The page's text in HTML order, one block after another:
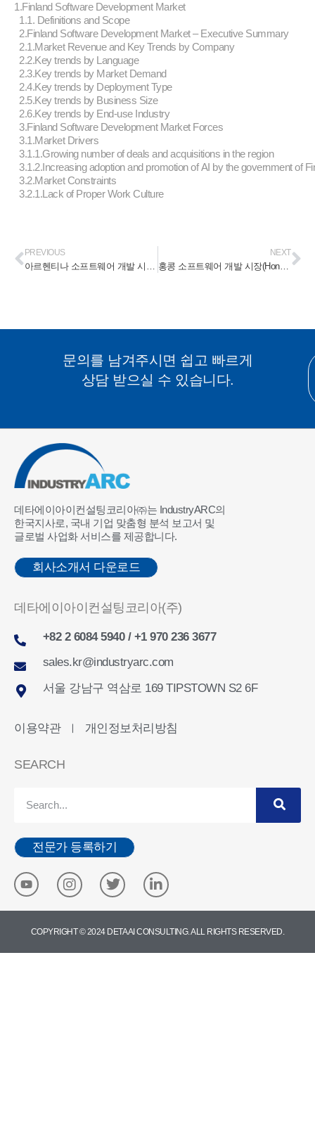
1.Finland Software Development Market
1.1. Definitions and Scope
2.Finland Software Development Market – Executive Summary
2.1.Market Revenue and Key Trends by Company
2.2.Key trends by Language
2.3.Key trends by Market Demand
2.4.Key trends by Deployment Type
2.5.Key trends by Business Size
2.6.Key trends by End-use Industry
3.Finland Software Development Market Forces
3.1.Market Drivers
3.1.1.Growing number of deals and acquisitions in the region
3.1.2.Increasing adoption and promotion of AI by the government of
3.2.Market Constraints
3.2.1.Lack of Proper Work Culture
PREVIOUS NEXT
홍콩 소프트웨어 개발 시장(Hong Kong Software Development Market) 2023-2028
문의를 남겨주시면 쉽고 빠르게
상담 받으실 수 있습니다.
데타에이아이컨설팅코리아㈜는 IndustryARC의
한국지사로, 국내 기업 맞춤형 분석 보고서 및
글로벌 사업화 서비스를 제공합니다.
회사소개서 다운로드
데타에이아이컨설팅코리아(주)
+82 2 6084 5940 / +1 970 236 3677
sales.kr@industryarc.com
서울 강남구 역삼로 169 TIPSTOWN S2 6F
이용약관 ㅣ 개인정보처리방침
SEARCH
전문가 등록하기
COPYRIGHT © 2024 DETA AI CONSULTING. ALL RIGHTS RESERVED.